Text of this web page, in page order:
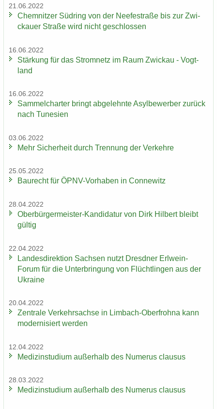
21.06.2022
Chem­nit­zer Süd­ring von der Nee­fe­st­ra­ße bis zur Zwi­
ckau­er Stra­ße wird nicht ge­schlos­sen
16.06.2022
Stär­kung für das Strom­netz im Raum Zwi­ckau - Vogt­
land
16.06.2022
Sam­mel­char­ter bringt ab­ge­lehn­te Asyl­be­wer­ber zu­rück
nach Tu­ne­si­en
03.06.2022
Mehr Si­cher­heit durch Tren­nung der Ver­keh­re
25.05.2022
Bau­recht für ÖPNV-​Vorhaben in Con­ne­witz
28.04.2022
Oberbürgermeister-​Kandidatur von Dirk Hil­bert bleibt
gül­tig
22.04.2022
Lan­des­di­rek­ti­on Sach­sen nutzt Dresd­ner Erlwein-​
Forum für die Un­ter­brin­gung von Flücht­lin­gen aus der
Ukrai­ne
20.04.2022
Zen­tra­le Ver­kehrs­ach­se in Limbach-​Oberfrohna kann
mo­der­ni­siert wer­den
12.04.2022
Me­di­zin­stu­di­um au­ßer­halb des Nu­me­rus clau­sus
28.03.2022
Me­di­zin­stu­di­um au­ßer­halb des Nu­me­rus clau­sus